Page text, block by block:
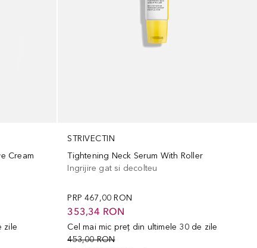
Cream
zile
STRIVECTIN
Tightening Neck Serum With Roller
Ingrijire gat si decolteu
PRP 467,00 RON
353,34 RON
Cel mai mic preț din ultimele 30 de zile
453,00 RON